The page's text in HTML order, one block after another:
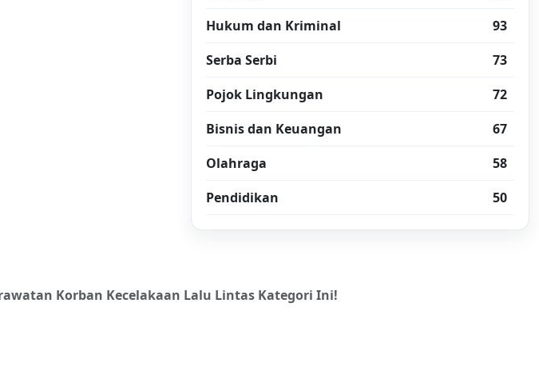
Hukum dan Kriminal
93
Serba Serbi
73
Pojok Lingkungan
72
Bisnis dan Keuangan
67
Olahraga
58
Pendidikan
50
Korban Kecelakaan Lalu Lintas Kategori Ini!